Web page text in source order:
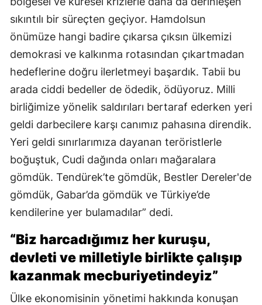
sıkıntılı bir süreçten geçiyor. Hamdolsun
önümüze hangi badire çıkarsa çıksın ülkemizi
demokrasi ve kalkınma rotasından çıkartmadan
hedeflerine doğru ilerletmeyi başardık. Tabii bu
arada ciddi bedeller de ödedik, ödüyoruz. Milli
birliğimize yönelik saldırıları bertaraf ederken yeri
geldi darbecilere karşı canımız pahasına direndik.
Yeri geldi sınırlarımıza dayanan teröristlerle
boğuştuk, Cudi dağında onları mağaralara
gömdük. Tendürek’te gömdük, Bestler Dereler'de
gömdük, Gabar’da gömdük ve Türkiye’de
kendilerine yer bulamadılar” dedi.
“Biz harcadığımız her kuruşu,
devleti ve milletiyle birlikte çalışıp
kazanmak mecburiyetindeyiz”
Ülke ekonomisinin yönetimi hakkında konuşan